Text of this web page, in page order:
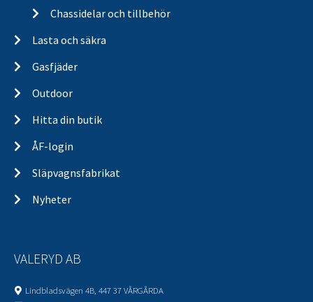
Chassidelar och tillbehör
Lasta och säkra
Gasfjäder
Outdoor
Hitta din butik
ÅF-login
Släpvagnsfabrikat
Nyheter
VALERYD AB
Lindbladsvägen 4B, 447 37 VÅRGÅRDA